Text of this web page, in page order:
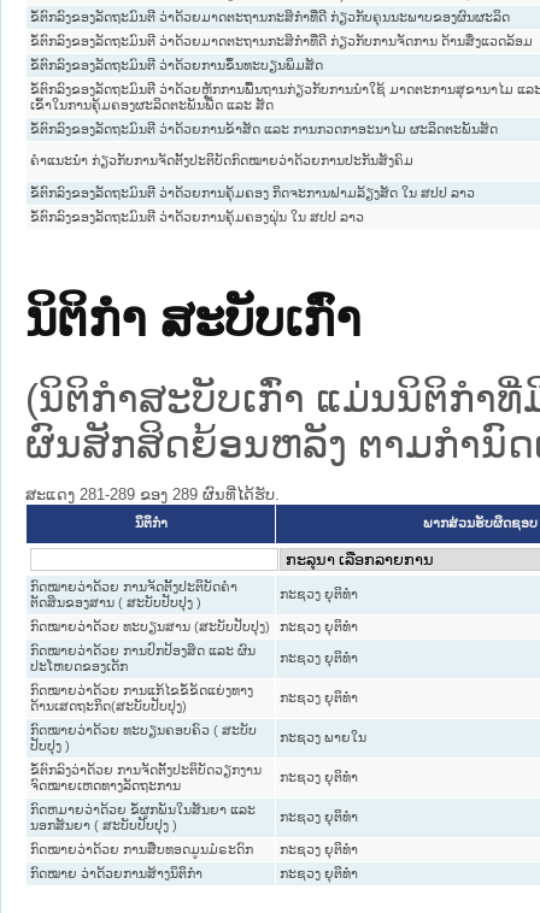
ຂໍ້ຕົກລົງຂອງລັດຖະມົນຕີ ວ່າດ້ວຍມາດຕະຖານກະສິກໍາທີ່ດີ ກ່ຽວກັບຄຸນນະພາບຂອງຜົນຜະລິດ
ຂໍ້ຕົກລົງຂອງລັດຖະມົນຕີ ວ່າດ້ວຍມາດຕະຖານກະສິກໍາທີ່ດີ ກ່ຽວກັບການຈັດການ ດ້ານສິ່ງແວດລ້ອມ
ຂໍ້ຕົກລົງຂອງລັດຖະມົນຕີ ວ່າດ້ວຍການຂຶ້ນທະບຽນພິມສັດ
ຂໍ້ຕົກລົງຂອງລັດຖະມົນຕີ ວ່າດ້ວຍຫຼັກການພື້ນຖານກ່ຽວກັບການນໍາໃຊ້ ມາດຕະການສຸຂານາໄມ ແລ
ເຂົ້າໃນການຄຸ້ມຄອງຜະລິດຕະພັນພືດ ແລະ ສັດ
ຂໍ້ຕົກລົງຂອງລັດຖະມົນຕີ ວ່າດ້ວຍການຂ້າສັດ ແລະ ການກວດກາອະນາໄມ ຜະລິດຕະພັນສັດ
ຄຳແນະນຳ ກ່ຽວກັບການຈັດຕັ້ງປະຕິບັດກົດໝາຍວ່າດ້ວຍການປະກັນສັງຄົມ
ຂໍ້ຕົກລົງຂອງລັດຖະມົນຕີ ວ່າດ້ວຍການຄຸ້ມຄອງ ກິດຈະການຟາມລ້ຽງສັດ ໃນ ສປປ ລາວ
ຂໍ້ຕົກລົງຂອງລັດຖະມົນຕີ ວ່າດ້ວຍການຄຸ້ມຄອງຝຸ່ນ ໃນ ສປປ ລາວ
ນິຕິກໍາ ສະບັບເກົ່າ
(ນິຕິກໍາສະບັບເກົ່າ ແມ່ນນິຕິກໍາ
ຜົນສັກສິດຍ້ອນຫລັງ ຕາມກໍານົດ
ສະແດງ 281-289 ຂອງ 289 ຜົນທີ່ໄດ້ຮັບ.
ນິຕິກໍາ ພາກສ່ວນຮັບຜິດຊອບ
ກົດໝາຍວ່າດ້ວຍ ການຈັດຕັ້ງປະຕິບັດຄຳ
ຕັດສິນຂອງສານ ( ສະບັບປັບປຸງ )
ກະຊວງ ຍຸຕິທໍາ
ກົດໝາຍວ່າດ້ວຍ ທະບຽນສານ (ສະບັບປັບປຸງ)
ກະຊວງ ຍຸຕິທໍາ
ກົດໝາຍວ່າດ້ວຍ ການປົກປ້ອງສິດ ແລະ ຜົນ
ປະໂຫຍດຂອງເດັກ
ກະຊວງ ຍຸຕິທໍາ
ກົດໝາຍວ່າດ້ວຍ ການແກ້ໄຂຂໍ້ຂັດແຍ່ງທາງ
ດ້ານເສດຖະກິດ(ສະບັບປັບປຸງ)
ກະຊວງ ຍຸຕິທໍາ
ກົດ​ໝາຍວ່າ​ດ້ວຍ ທະບຽນຄອບຄົວ ( ສະ​ບັບ​
ປັບ​ປຸງ )
ກະຊວງ ພາຍໃນ
ຂໍ້​ຕົກ​ລົງວ່າ​ດ້ວຍ ການຈັດຕັ້ງປະຕິບັດວຽກງານ
ຈົດໝາຍເຫດທາງລັດຖະການ
ກະຊວງ ຍຸຕິທໍາ
ກົດຫມາຍວ່າດ້ວຍ ຂໍ້ຜູກພັນໃນສັນຍາ ແລະ
ນອກສັນຍາ ( ສະບັບປັບປຸງ )
ກະຊວງ ຍຸຕິທໍາ
ກົດໝາຍວ່າດ້ວຍ ການສືບທອດມູນມໍຣະດົກ
ກະຊວງ ຍຸຕິທໍາ
ກົດໝາຍ ວ່າດ້ວຍການສ້າງນິຕິກໍາ
ກະຊວງ ຍຸຕິທໍາ